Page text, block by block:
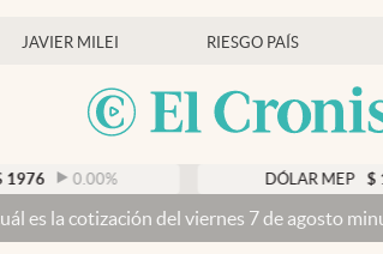
JAVIER MILEI RIESGO PAÍS
0.00% DÓLAR MEP $ 1524,54
del viernes 7 de agosto minuto a minuto